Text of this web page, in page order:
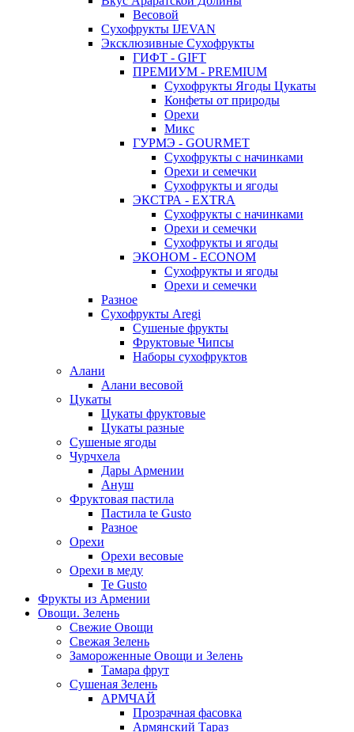
Весовой
Сухофрукты IJEVAN
Эксклюзивные Сухофрукты
ГИФТ - GIFT
ПРЕМИУМ - PREMIUM
Сухофрукты Ягоды Цукаты
Конфеты от природы
Орехи
Микс
ГУРМЭ - GOURMET
Сухофрукты с начинками
Орехи и семечки
Сухофрукты и ягоды
ЭКСТРА - EXTRA
Сухофрукты с начинками
Орехи и семечки
Сухофрукты и ягоды
ЭКОНОМ - ECONOM
Сухофрукты и ягоды
Орехи и семечки
Разное
Сухофрукты Aregi
Сушеные фрукты
Фруктовые Чипсы
Наборы сухофруктов
Алани
Алани весовой
Цукаты
Цукаты фруктовые
Цукаты разные
Сушеные ягоды
Чурчхела
Дары Армении
Ануш
Фруктовая пастила
Пастила te Gusto
Разное
Орехи
Орехи весовые
Орехи в меду
Te Gusto
Фрукты из Армении
Овощи. Зелень
Свежие Овощи
Свежая Зелень
Замороженные Овощи и Зелень
Тамара фрут
Сушеная Зелень
АРМЧАЙ
Прозрачная фасовка
Армянский Тараз